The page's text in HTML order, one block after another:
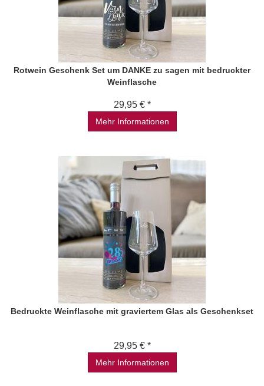
Rotwein Geschenk Set um DANKE zu sagen mit bedruckter
Weinflasche
29,95 € *
Mehr Informationen
Bedruckte Weinflasche mit graviertem Glas als Geschenkset
29,95 € *
Mehr Informationen